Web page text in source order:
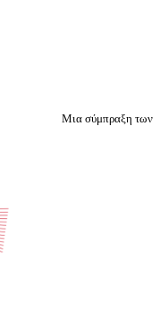
Μια σύμπραξη των